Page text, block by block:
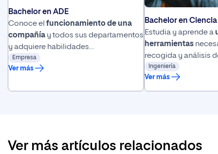
Bachelor en ADE
Conoce el funcionamiento de una
compañía y todos sus departamentos
y adquiere habilidades
decomunicación
éxito empresarial.
Empresa
Ver más
Bachelor en
Estudia y aprende a
herramientas
recogida y análisis
desaber
decisiones en base
Ingeniería
Ver más
Ver más artículos relacionados